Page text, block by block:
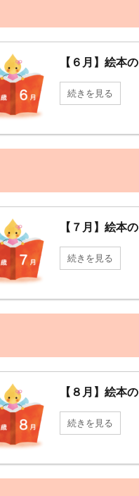
【６月】絵本
続きを見る
【７月】絵本
続きを見る
【８月】絵本
続きを見る